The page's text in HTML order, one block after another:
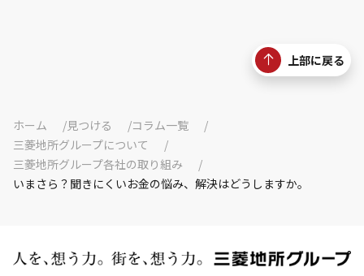
上部に戻る
ホーム 見つける
コラム一覧
三菱地所グループについて
三菱地所グループ各社の取り組み
いまさら？聞きにくいお金の悩み、解決はどうしますか。